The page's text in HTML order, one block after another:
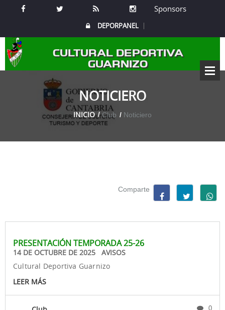
Sponsors
DEPORPANEL
CULTURAL DEPORTIVA
GUARNIZO
NOTICIERO
INICIO Club Noticiero
Comparte
PRESENTACIÓN TEMPORADA 25-26
14 DE OCTUBRE DE 2025 AVISOS
Cultural Deportiva Guarnizo
LEER MÁS
0